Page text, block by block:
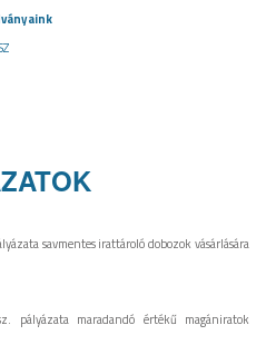
savmentes irattároló dobozok vásárlására
pályázata maradandó értékű magániratok